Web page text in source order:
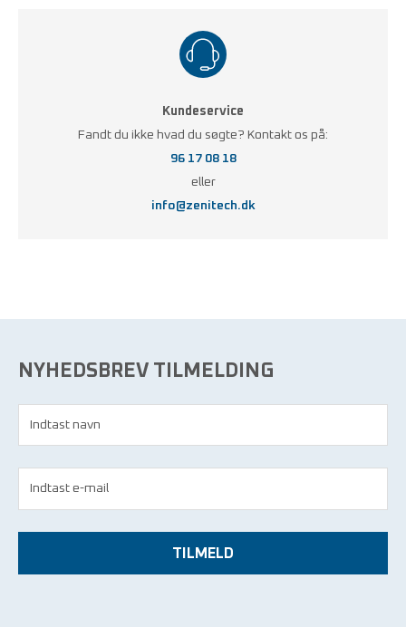
Kundeservice
Fandt du ikke hvad du søgte? Kontakt os på:
96 17 08 18
eller
info@zenitech.dk
NYHEDSBREV TILMELDING
TILMELD